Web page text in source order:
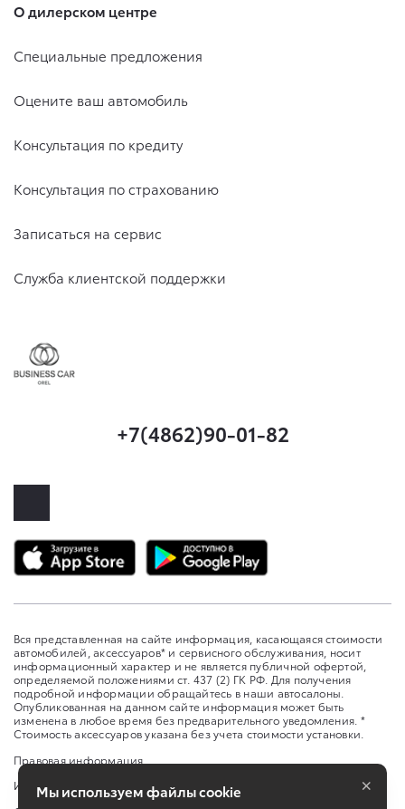
О дилерском центре
Специальные предложения
Оцените ваш автомобиль
Консультация по кредиту
Консультация по страхованию
Записаться на сервис
Служба клиентской поддержки
+7(4862)90-01-82
Вся представленная на сайте информация, касающаяся стоимости
автомобилей, аксессуаров* и сервисного обслуживания, носит
информационный характер и не является публичной офертой,
определяемой положениями ст. 437 (2) ГК РФ. Для получения
подробной информации обращайтесь в наши автосалоны.
Опубликованная на данном сайте информация может быть
изменена в любое время без предварительного уведомления. *
Стоимость аксессуаров указана без учета стоимости установки.
Правовая информация
Изменить настройку cookies
Мы используем файлы cookie ×